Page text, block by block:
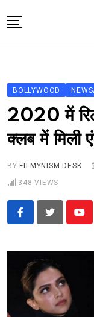
to
TELEVISION
BHOJPURI
NEWS ABTAK
STARRY SIDES
BOLLYWOOD
2020 में
क्लब में मिली
BY FILMYNISM DESK
348 VIEWS